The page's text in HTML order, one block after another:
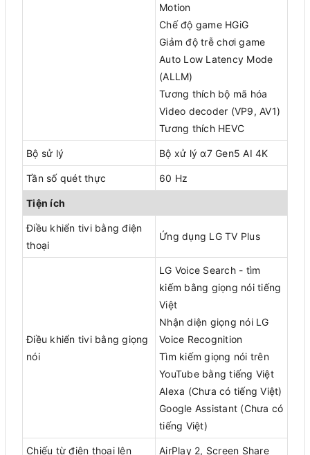
Motion
Chế độ game HGiG
Giảm độ trễ chơi game
Auto Low Latency Mode
(ALLM)
Tương thích bộ mã hóa
Video decoder (VP9, AV1)
Tương thích HEVC
Bộ sử lý Bộ xử lý α7 Gen5 AI 4K
Tần số quét thực 60 Hz
Tiện ích
Điều khiển tivi bằng điện
thoại
Ứng dụng LG TV Plus
Điều khiển tivi bằng giọng
nói
LG Voice Search - tìm
kiếm bằng giọng nói tiếng
Việt
Nhận diện giọng nói LG
Voice Recognition
Tìm kiếm giọng nói trên
YouTube bằng tiếng Việt
Alexa (Chưa có tiếng Việt)
Google Assistant (Chưa có
tiếng Việt)
Chiếu từ điện thoại lên AirPlay 2, Screen Share